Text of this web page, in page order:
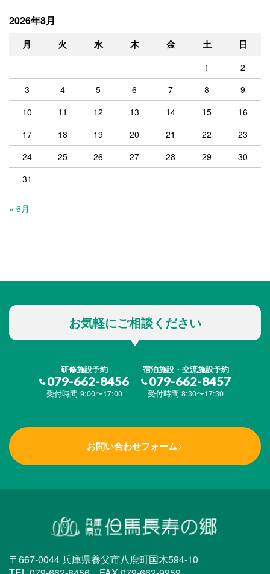
2026年8月
月 火 水 木 金 土 日
1
2
3
4 5 6 7 8
9
10
11 12 13 14 15
16
17
18 19 20 21 22
23
24
25 26 27 28 29
30
31
« 6月
お気軽にご相談ください
研修施設予約
079-662-8456
受付時間 9:00〜17:00
宿泊施設・交流施設予約
079-662-8457
受付時間 8:30〜17:30
お問い合わせフォーム
〒667-0044 兵庫県養父市八鹿町国木594-10